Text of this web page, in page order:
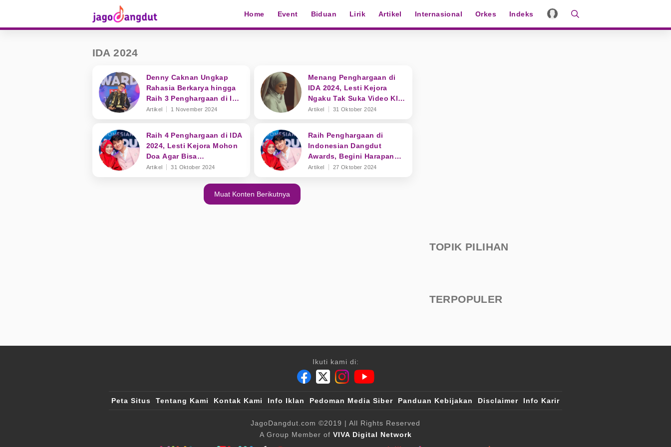
Home Event Biduan Lirik Artikel Internasional Orkes Indeks
IDA 2024
Denny Caknan Ungkap
Rahasia Berkarya hingga
Raih 3 Penghargaan di IDA
2024
Artikel 1 November 2024
Menang Penghargaan di
IDA 2024, Lesti Kejora
Ngaku Tak Suka Video Klip
Lagu Angin Karena Hal Ini!
Artikel 31 Oktober 2024
Raih 4 Penghargaan di IDA
2024, Lesti Kejora Mohon
Doa Agar Bisa
Pertahankan Prestasi
Artikel 31 Oktober 2024
Raih Penghargaan di
Indonesian Dangdut
Awards, Begini Harapan
Rizky Billar
Artikel 27 Oktober 2024
Muat Konten Berikutnya
TOPIK PILIHAN
TERPOPULER
Ikuti kami di:
Peta Situs Tentang Kami Kontak Kami Info Iklan Pedoman Media Siber Panduan Kebijakan Disclaimer Info Karir
JagoDangdut.com ©2019 | All Rights Reserved
A Group Member of VIVA Digital Network